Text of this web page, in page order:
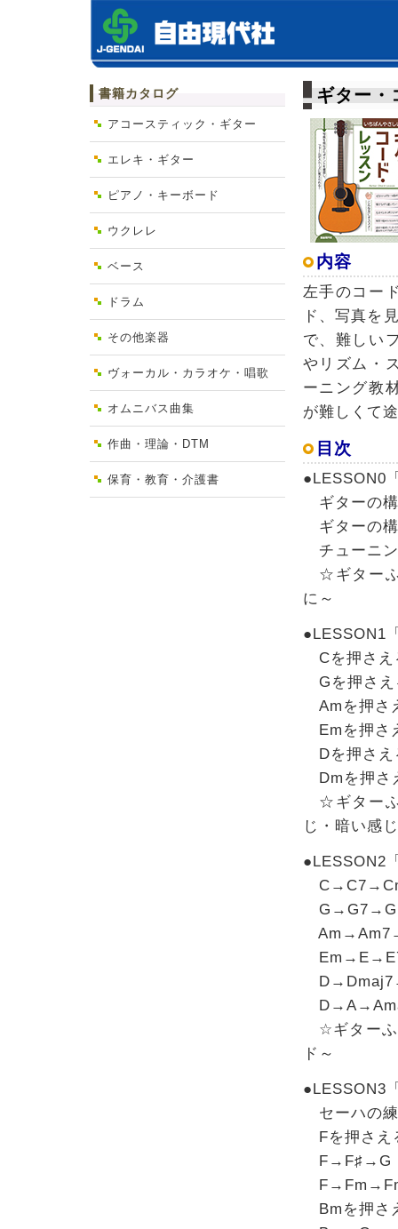
ギター・
内容
左手のコー
ド、写真を
で、難しい
やリズム・
ーニング教
が難しくて
目次
●LESSON0
ギターの
ギターの
チューニ
☆ギターふ
に～
●LESSON1
Cを押さえ
Gを押さえ
Amを押さ
Emを押さ
Dを押さえ
Dmを押さ
☆ギターふ
じ・暗い感
●LESSON2
☆ギターふ
ド～
●LESSON3
セーハの
Fを押さえ
F→F♯→G
Bmを押さ
書籍カタログ
アコースティック・ギター
エレキ・ギター
ピアノ・キーボード
ウクレレ
ベース
ドラム
その他楽器
ヴォーカル・カラオケ・唱歌
オムニバス曲集
作曲・理論・DTM
保育・教育・介護書